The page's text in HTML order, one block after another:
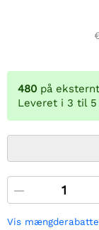
480 på
Leveret i 3 til 5
Vis